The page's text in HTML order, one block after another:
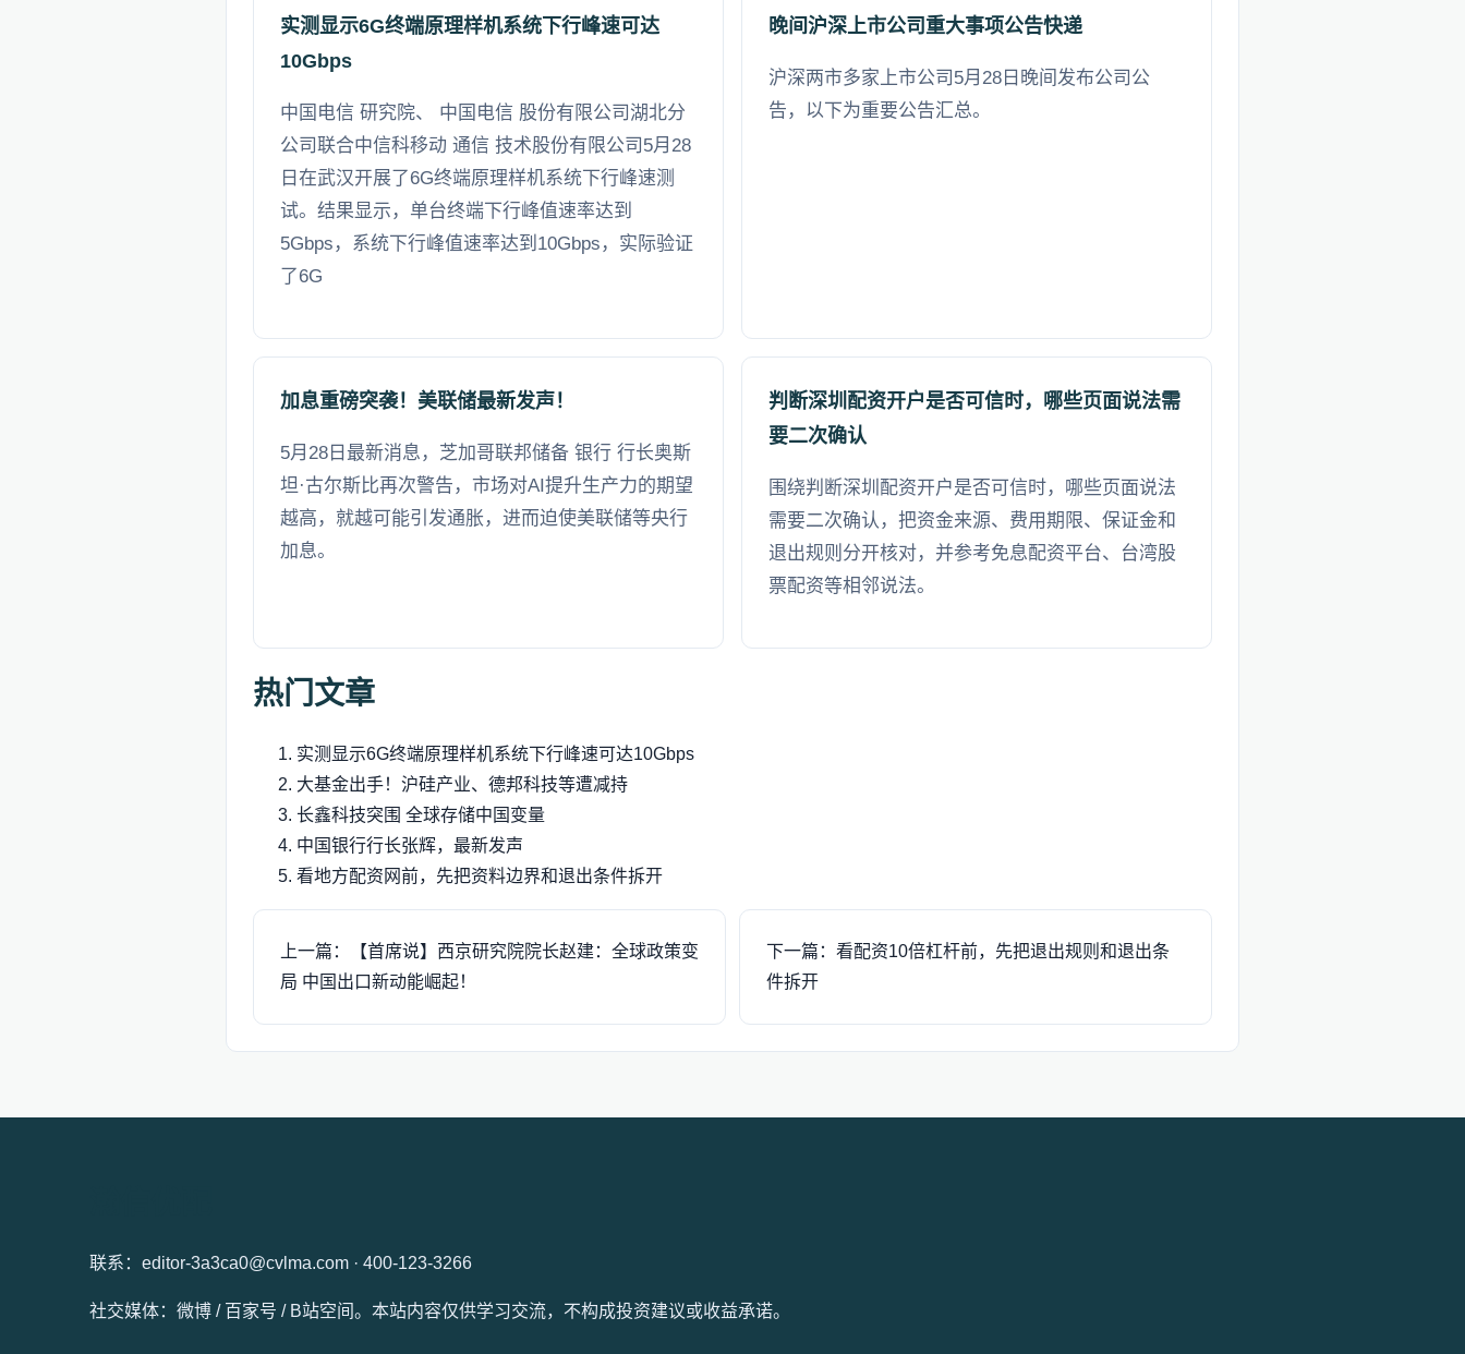
实测显示6G终端原理样机系统下行峰速可达
10Gbps
中国电信 研究院、 中国电信 股份有限公司湖北分
公司联合中信科移动 通信 技术股份有限公司5月28
日在武汉开展了6G终端原理样机系统下行峰速测
试。结果显示，单台终端下行峰值速率达到
5Gbps，系统下行峰值速率达到10Gbps，实际验证
了6G
晚间沪深上市公司重大事项公告快递
沪深两市多家上市公司5月28日晚间发布公司公
告，以下为重要公告汇总。
加息重磅突袭！美联储最新发声！
5月28日最新消息，芝加哥联邦储备 银行 行长奥斯
坦·古尔斯比再次警告，市场对AI提升生产力的期望
越高，就越可能引发通胀，进而迫使美联储等央行
加息。
判断深圳配资开户是否可信时，哪些页面说法需
要二次确认
围绕判断深圳配资开户是否可信时，哪些页面说法
需要二次确认，把资金来源、费用期限、保证金和
退出规则分开核对，并参考免息配资平台、台湾股
票配资等相邻说法。
热门文章
实测显示6G终端原理样机系统下行峰速可达10Gbps
大基金出手！沪硅产业、德邦科技等遭减持
长鑫科技突围 全球存储中国变量
中国银行行长张辉，最新发声
看地方配资网前，先把资料边界和退出条件拆开
上一篇：【首席说】西京研究院院长赵建：全球政策变
局 中国出口新动能崛起！
下一篇：看配资10倍杠杆前，先把退出规则和退出条
件拆开
联系：editor-3a3ca0@cvlma.com · 400-123-3266
社交媒体：微博 / 百家号 / B站空间。本站内容仅供学习交流，不构成投资建议或收益承诺。